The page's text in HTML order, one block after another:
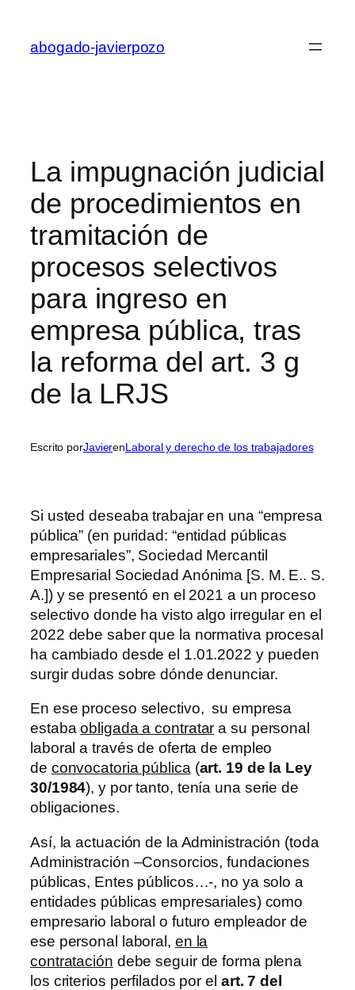
contenido
abogado-javierpozo
La impugnación judicial
de procedimientos en
tramitación de
procesos selectivos
para ingreso en
empresa pública, tras
la reforma del art. 3 g
de la LRJS
Escrito porJavierenLaboral y derecho de los trabajadores
Si usted deseaba trabajar en una “empresa
pública” (en puridad: “entidad públicas
empresariales”, Sociedad Mercantil
Empresarial Sociedad Anónima [S. M. E.. S.
A.]) y se presentó en el 2021 a un proceso
selectivo donde ha visto algo irregular en el
2022 debe saber que la normativa procesal
ha cambiado desde el 1.01.2022 y pueden
surgir dudas sobre dónde denunciar.
En ese proceso selectivo, su empresa
estabaobligada a contratar a su personal
laboral a través de oferta de empleo
de convocatoria pública(art. 19 de la Ley
30/1984), y por tanto, tenía una serie de
obligaciones.
Así, la actuación de la Administración (toda
Administración –Consorcios, fundaciones
públicas, Entes públicos…-, no ya solo a
entidades públicas empresariales) como
empresario laboral o futuro empleador de
ese personal laboral, en la
contratación debe seguir de forma plena
los criterios perfilados por el art. 7 del